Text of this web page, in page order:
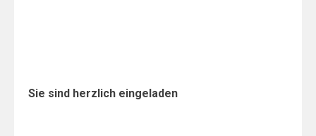
Sie sind herzlich eingeladen